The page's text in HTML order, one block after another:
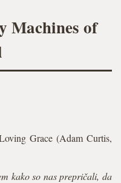
Machines of
Grace (Adam Curtis,
kako so nas prepričali, da